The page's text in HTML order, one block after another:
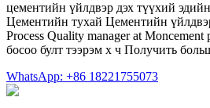
цементийн үйлдвэр дэх түүхий
Цементийн тухай Цементийн
Process Quality manager at
босоо булт тээрэм х ч Получить
WhatsApp: +86 18221755073